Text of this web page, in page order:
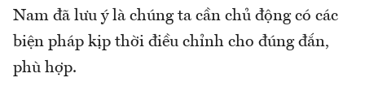
Nam đã lưu ý là chúng ta cần chủ động có các
biện pháp kịp thời điều chỉnh cho đúng đắn,
phù hợp.